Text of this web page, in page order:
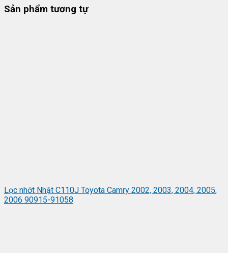
Sản phẩm tương tự
Lọc nhớt Nhật C110J Toyota Camry 2002, 2003, 2004, 2005,
2006 90915-91058